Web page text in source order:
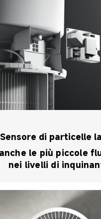
Sensore di particelle
le più piccole
nei livelli di